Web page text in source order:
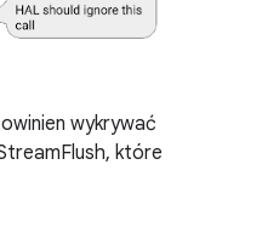
wykrywać
które